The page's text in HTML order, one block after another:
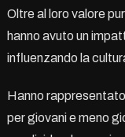
Oltre al loro valore
hanno avuto un
influenzando la
Hanno
per giovani e meno